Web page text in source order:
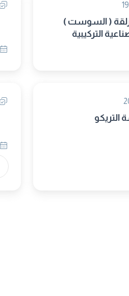
( السوست )
التركيبية
التريكو